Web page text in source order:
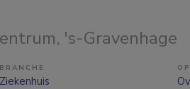
, 's-Gravenhage
BRANCHE
Ziekenhuis